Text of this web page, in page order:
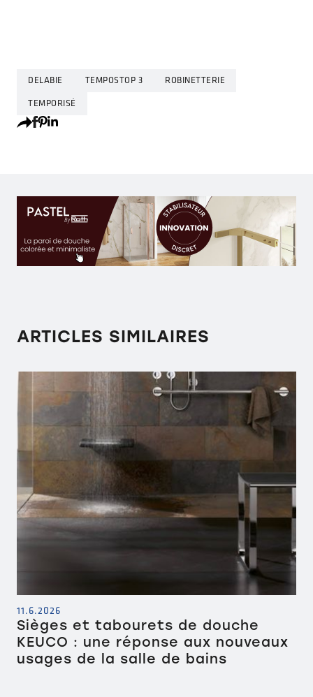
DELABIE TEMPOSTOP 3 ROBINETTERIE
TEMPORISÉ
ARTICLES SIMILAIRES
11.6.2026
Sièges et tabourets de douche
KEUCO : une réponse aux nouveaux
usages de la salle de bains